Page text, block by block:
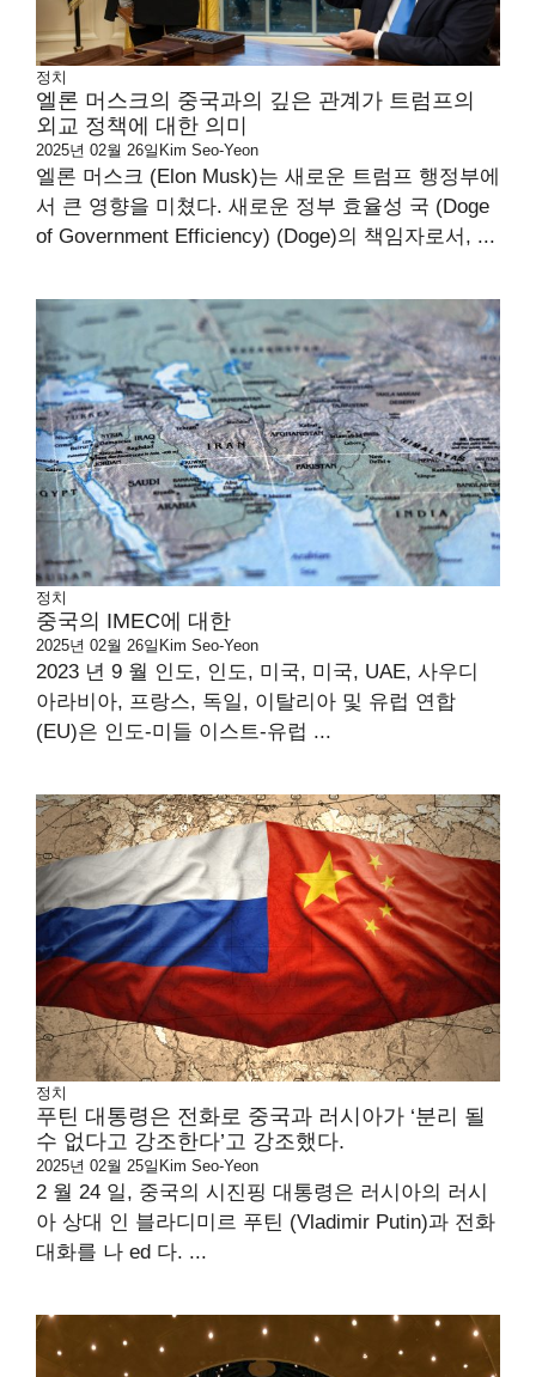
정치
엘론 머스크의 중국과의 깊은 관계가 트럼프의
외교 정책에 대한 의미
2025년 02월 26일 Kim Seo-Yeon
엘론 머스크 (Elon Musk)는 새로운 트럼프 행정부에
서 큰 영향을 미쳤다. 새로운 정부 효율성 국 (Doge
of Government Efficiency) (Doge)의 책임자로서, ...
정치
중국의 IMEC에 대한
2025년 02월 26일 Kim Seo-Yeon
2023 년 9 월 인도, 인도, 미국, 미국, UAE, 사우디
아라비아, 프랑스, ​​독일, 이탈리아 및 유럽 연합
(EU)은 인도-미들 이스트-유럽 ...
정치
푸틴 대통령은 전화로 중국과 러시아가 ‘분리 될
수 없다고 강조한다’고 강조했다.
2025년 02월 25일 Kim Seo-Yeon
2 월 24 일, 중국의 시진핑 대통령은 러시아의 러시
아 상대 인 블라디미르 푸틴 (Vladimir Putin)과 전화
대화를 나 ed 다. ...